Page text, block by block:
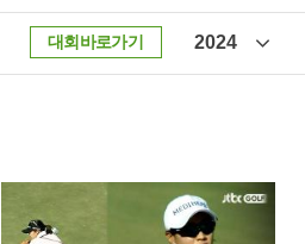
대회바로가기 2024